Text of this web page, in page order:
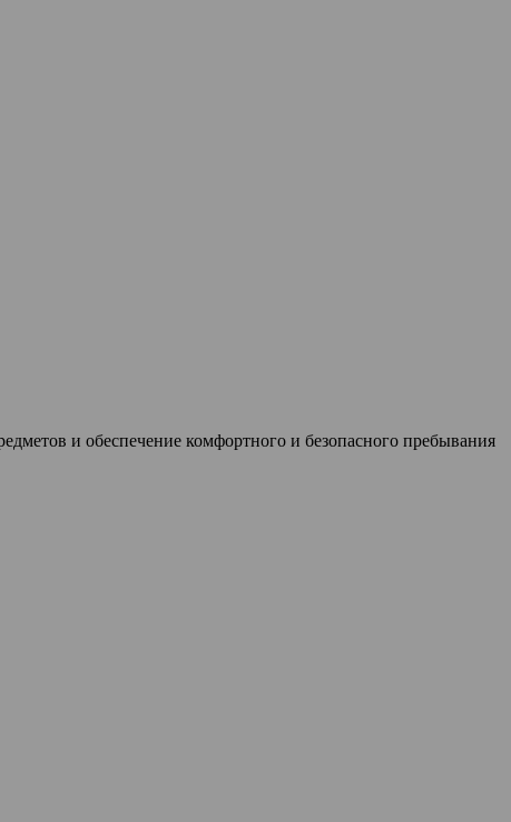
и обеспечение комфортного и безопасного пребывания